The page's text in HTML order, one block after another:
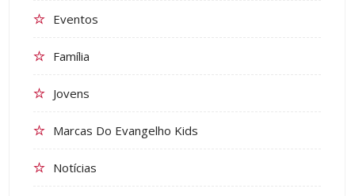
Eventos
Família
Jovens
Marcas Do Evangelho Kids
Notícias